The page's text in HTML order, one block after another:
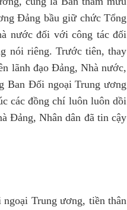
Đảng bầu giữ chức Tổng
nước đối với công tác đối
nói riêng. Trước tiên, thay
lãnh đạo Đảng, Nhà nước,
Ban Đối ngoại Trung ương
các đồng chí luôn luôn dồi
Đảng, Nhân dân đã tin cậy
Trung ương, tiền thân